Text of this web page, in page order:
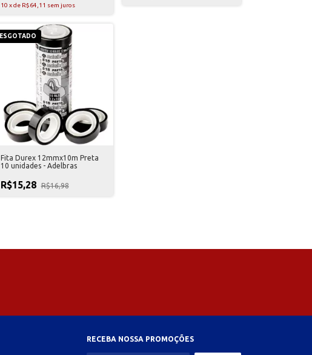
10 xde R$64,11 sem juros
ESGOTADO
Fita Durex 12mmx10m Preta
10 unidades - Adelbras
R$15,28 R$16,98
RECEBA NOSSA PROMOÇÕES